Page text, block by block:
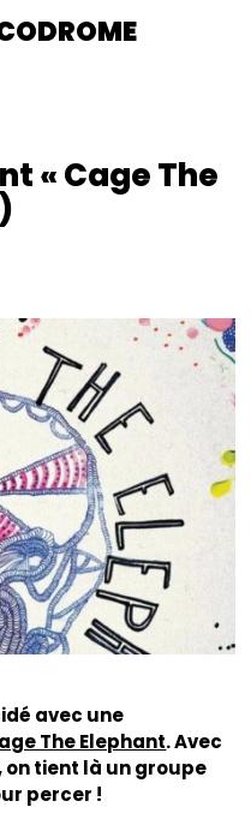
« Cage The
avec une
The Elephant. Avec
tient là un groupe
percer !